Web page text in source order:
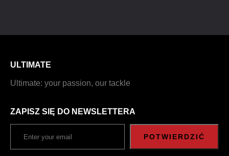
ULTIMATE
Ultimate: your passion, our tackle
ZAPISZ SIĘ DO NEWSLETTERA
POTWIERDZIĆ